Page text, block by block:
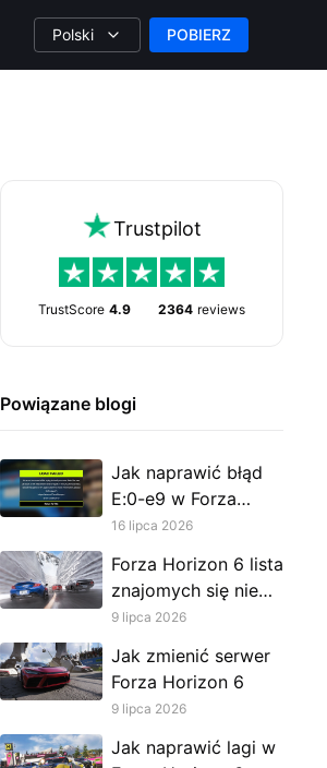
Polski POBIERZ
Trustpilot
TrustScore 4.9 2364 reviews
Powiązane blogi
Jak naprawić błąd
E:0-e9 w Forza
Horizon 6 –
przewodnik
16 lipca 2026
Forza Horizon 6 lista
znajomych się nie
wyświetla: jak to
9 lipca 2026
Jak zmienić serwer
Forza Horizon 6
9 lipca 2026
Jak naprawić lagi w